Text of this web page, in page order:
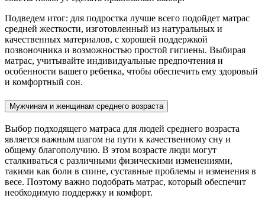
Подведем итог: для подростка лучше всего подойдет матрас
средней жесткости, изготовленный из натуральных и
качественных материалов, с хорошей поддержкой
позвоночника и возможностью простой гигиены. Выбирая
матрас, учитывайте индивидуальные предпочтения и
особенности вашего ребенка, чтобы обеспечить ему здоровый
и комфортный сон.
Мужчинам и женщинам среднего возраста
Выбор подходящего матраса для людей среднего возраста
является важным шагом на пути к качественному сну и
общему благополучию. В этом возрасте люди могут
сталкиваться с различными физическими изменениями,
такими как боли в спине, суставные проблемы и изменения в
весе. Поэтому важно подобрать матрас, который обеспечит
необходимую поддержку и комфорт.